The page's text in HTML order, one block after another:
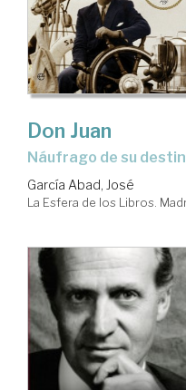
Don Juan
náufrago de su
García Abad, José
La Esfera de los Libros.